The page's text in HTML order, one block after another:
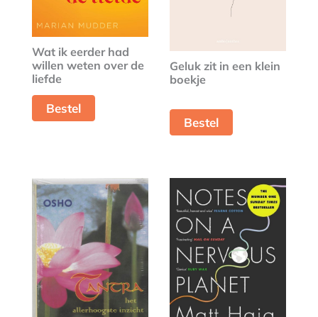
Wat ik eerder had
willen weten over de
liefde
Bestel
Geluk zit in een klein
boekje
Bestel